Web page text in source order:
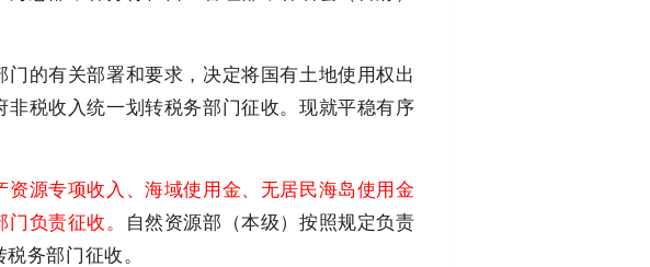
的有关部署和要求，决定将国有土地使用权出
税收入统一划转税务部门征收。现就平稳有序
源专项收入、海域使用金、无居民海岛使用金
负责征收。
自然资源部（本级）按照规定负责
务部门征收。